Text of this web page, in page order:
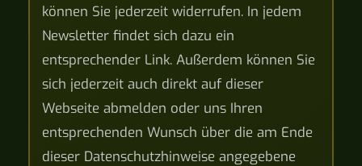
können Sie jederzeit widerrufen. In jedem
Newsletter findet sich dazu ein
entsprechender Link. Außerdem können Sie
sich jederzeit auch direkt auf dieser
Webseite abmelden oder uns Ihren
entsprechenden Wunsch über die am Ende
dieser Datenschutzhinweise angegebene